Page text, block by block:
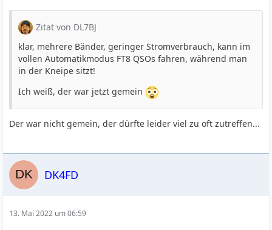
Zitat von DL7BJ
klar, mehrere Bänder, geringer Stromverbrauch, kann im
vollen Automatikmodus FT8 QSOs fahren, während man
in der Kneipe sitzt!
Ich weiß, der war jetzt gemein
Der war nicht gemein, der dürfte leider viel zu oft zutreffen...
DK4FD
13. Mai 2022 um 06:59